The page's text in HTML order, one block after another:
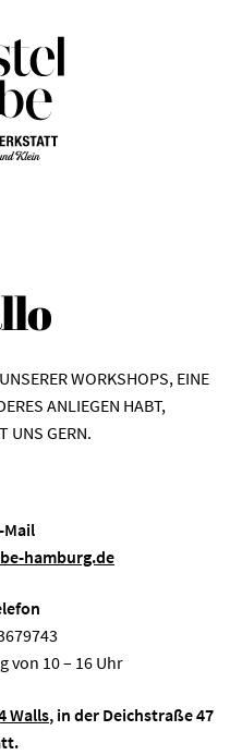
springen
springen
WORKSHOPS, EINE
ANLIEGEN HABT,
UNS GERN.
Mail
hamburg.de
von 10 – 16 Uhr
Walls, in der Deichstraße 47